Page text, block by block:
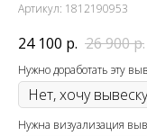
Артикул: 1812190953
24 100 р. 26 900р.
Нужно доработать эту
Нужна визуализация